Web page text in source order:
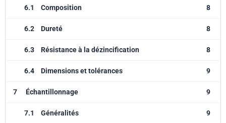
6.1 Composition 8
6.2 Dureté 8
6.3 Résistance à la dézincification 8
6.4 Dimensions et tolérances 9
7 Échantillonnage 9
7.1 Généralités 9